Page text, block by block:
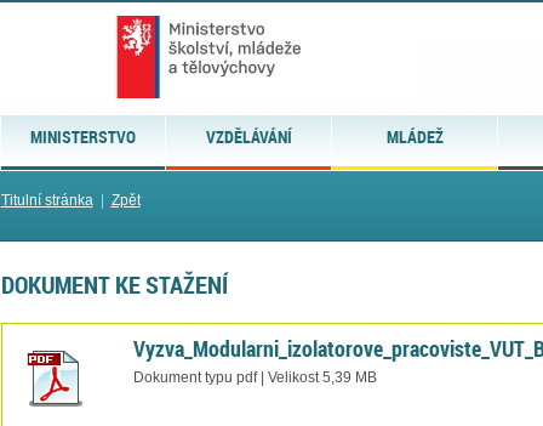
MINISTERSTVO VZDĚLÁVÁNÍ MLÁDEŽ
Titulní stránka| Zpět
DOKUMENT KE STAŽENÍ
Dokument typu pdf | Velikost 5,39 MB